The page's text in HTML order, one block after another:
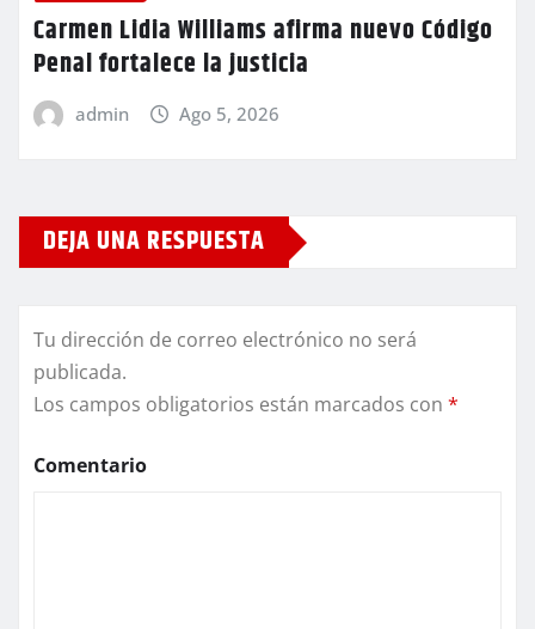
Carmen Lidia Williams afirma nuevo Código
Penal fortalece la justicia
admin Ago 5, 2026
DEJA UNA RESPUESTA
Tu dirección de correo electrónico no será
publicada.
Los campos obligatorios están marcados con *
Comentario